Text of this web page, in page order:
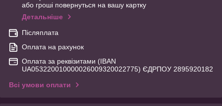
або гроші повернуться на вашу картку
Детальніше
Післяплата
Оплата на рахунок
Оплата за реквізитами (IBAN
UA053220010000026009320022775) ЄДРПОУ 2895920182
Всі умови оплати